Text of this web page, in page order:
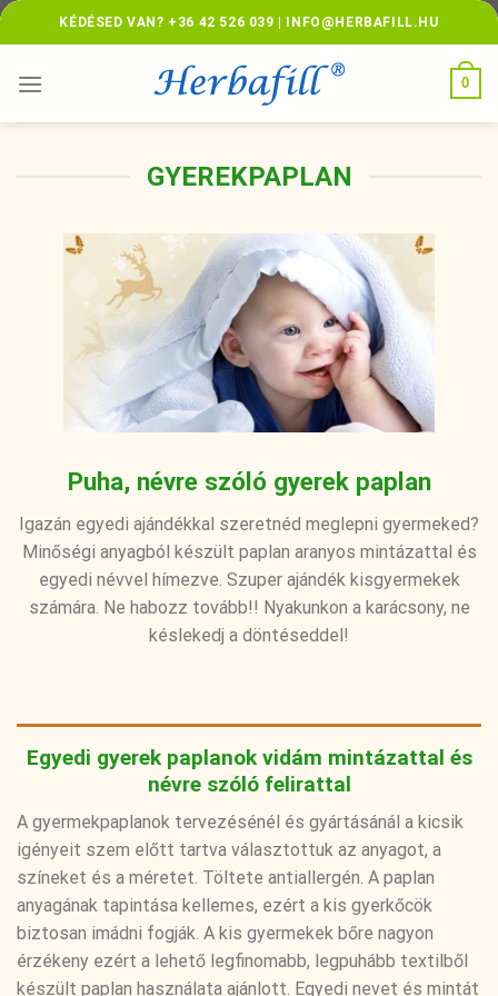
Skip
to
KÉDÉSED VAN? +36 42 526 039 | INFO@HERBAFILL.HU
0
GYEREKPAPLAN
Puha, névre szóló gyerek paplan
Igazán egyedi ajándékkal szeretnéd meglepni gyermeked?
Minőségi anyagból készült paplan aranyos mintázattal és
egyedi névvel hímezve. Szuper ajándék kisgyermekek
számára. Ne habozz tovább!! Nyakunkon a karácsony, ne
késlekedj a döntéseddel!
Egyedi gyerek paplanok vidám mintázattal és
névre szóló felirattal
A gyermekpaplanok tervezésénél és gyártásánál a kicsik
igényeit szem előtt tartva választottuk az anyagot, a
színeket és a méretet. Töltete antiallergén. A paplan
anyagának tapintása kellemes, ezért a kis gyerkőcök
biztosan imádni fogják. A kis gyermekek bőre nagyon
érzékeny ezért a lehető legfinomabb, legpuhább textilből
készült paplan használata ajánlott. Egyedi nevet és mintát